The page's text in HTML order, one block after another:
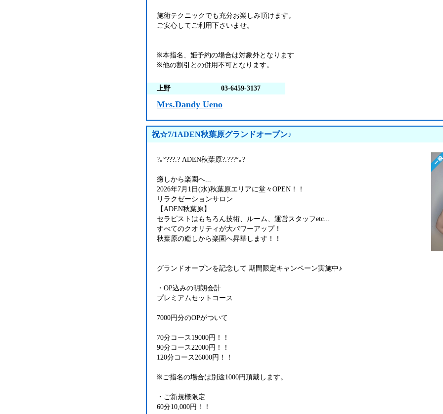
施術テクニックでも充分お楽しみ頂けます。
ご安心してご利用下さいませ。
※本指名、姫予約の場合は対象外となります
※他の割引との併用不可となります。
上野 03-6459-3137
Mrs.Dandy Ueno
祝☆7/1ADEN秋葉原グランドオープン♪
?｡°???.? ADEN秋葉原?.???°｡?
癒しから楽園へ...
2026年7月1日(水)秋葉原エリアに堂々OPEN！！
リラクゼーションサロン
【ADEN秋葉原】
セラピストはもちろん技術、ルーム、運営スタッフetc...
すべてのクオリティが大パワーアップ！
秋葉原の癒しから楽園へ昇華します！！
グランドオープンを記念して 期間限定キャンペーン実施中♪
・OP込みの明朗会計
プレミアムセットコース
7000円分のOPがついて
70分コース19000円！！
90分コース22000円！！
120分コース26000円！！
※ご指名の場合は別途1000円頂戴します。
・ご新規様限定
60分10,000円！！